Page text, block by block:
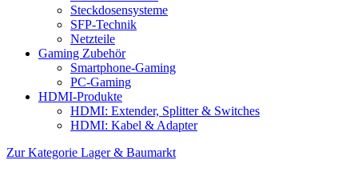
Steckdosensysteme
SFP-Technik
Netzteile
Gaming Zubehör
Smartphone-Gaming
PC-Gaming
HDMI-Produkte
HDMI: Extender, Splitter & Switches
HDMI: Kabel & Adapter
Zur Kategorie Lager & Baumarkt